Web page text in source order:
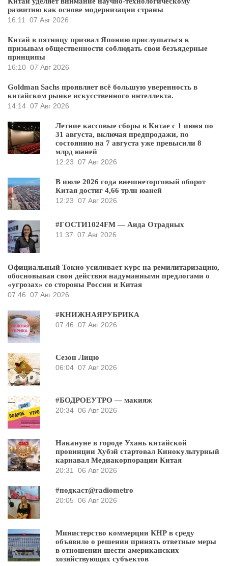
развитию как основе модернизации страны
16:11
07 Авг 2026
Китай в пятницу призвал Японию прислушаться к
призывам общественности соблюдать свои безъядерные
принципы
16:10 07 Авг 2026
Goldman Sachs проявляет всё большую уверенность в
китайском рынке искусственного интеллекта.
14:14 07 Авг 2026
Летние кассовые сборы в Китае с 1 июня по
31 августа, включая предпродажи, по
состоянию на 7 августа уже превысили 8
млрд юаней
12:23 07 Авг 2026
В июле 2026 года внешнеторговый оборот
Китая достиг 4,66 трлн юаней
12:23 07 Авг 2026
#ГОСТИ1024FM — Аида Отрадных
11:37 07 Авг 2026
Официальный Токио усиливает курс на ремилитаризацию,
обосновывая свои действия надуманными предлогами о
«угрозах» со стороны России и Китая
07:46 07 Авг 2026
#КНИЖНАЯРУБРИКА
07:46 07 Авг 2026
Сезон Лицю
06:04 07 Авг 2026
#БОДРОЕУТРО — макияж
20:34 06 Авг 2026
Накануне в городе Ухань китайской
провинции Хубэй стартовал Кинокультурный
карнавал Медиакорпорации Китая
20:31
06 Авг 2026
#подкаст@radiometro
20:05 06 Авг 2026
Министерство коммерции КНР в среду
объявило о решении принять ответные меры
в отношении шести американских
хозяйствующих субъектов